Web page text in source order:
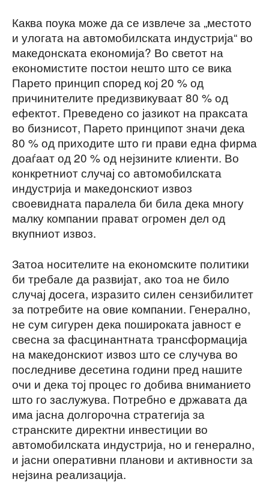
Каква поука може да се извлече за „местото
и улогата на автомобилската индустрија“ во
македонската економија? Во светот на
економистите постои нешто што се вика
Парето принцип според кој 20 % од
причинителите предизвикуваат 80 % од
ефектот. Преведено со јазикот на праксата
во бизнисот, Парето принципот значи дека
80 % од приходите што ги прави една фирма
доаѓаат од 20 % од нејзините клиенти. Во
конкретниот случај со автомобилската
индустрија и македонскиот извоз
своевидната паралела би била дека многу
малку компании прават огромен дел од
вкупниот извоз.
Затоа носителите на економските политики
би требале да развијат, ако тоа не било
случај досега, изразито силен сензибилитет
за потребите на овие компании. Генерално,
не сум сигурен дека пошироката јавност е
свесна за фасцинантната трансформација
на македонскиот извоз што се случува во
последниве десетина години пред нашите
очи и дека тој процес го добива вниманието
што го заслужува. Потребно е државата да
има јасна долгорочна стратегија за
странските директни инвестиции во
автомобилската индустрија, но и генерално,
и јасни оперативни планови и активности за
нејзина реализација.